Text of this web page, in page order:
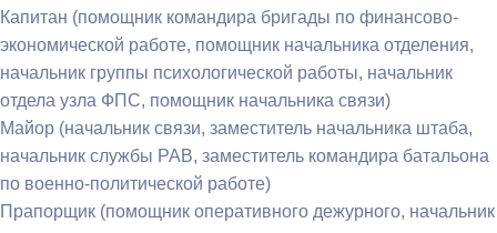
Капитан (помощник командира бригады по финансово-
экономической работе, помощник начальника отделения,
начальник группы психологической работы, начальник
отдела узла ФПС, помощник начальника связи)
Майор (начальник связи, заместитель начальника штаба,
начальник службы РАВ, заместитель командира батальона
по военно-политической работе)
Прапорщик (помощник оперативного дежурного, начальник